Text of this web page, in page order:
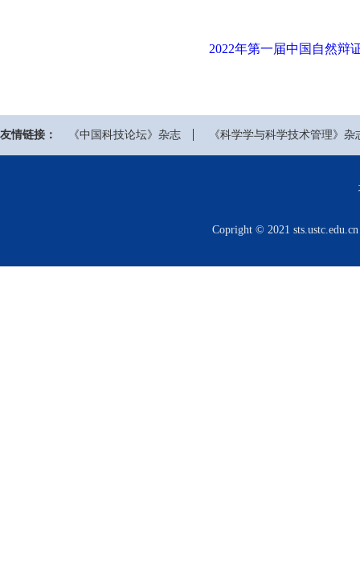
2022年第一届中国自然辩
友情链接： 《中国科技论坛》杂志 《科学学与科学技术管理》杂
Copright © 2021